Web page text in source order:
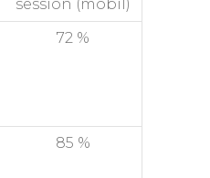
session (mobil)
72 %
85 %